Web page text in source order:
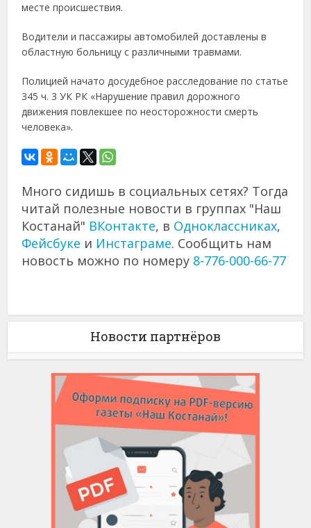
месте происшествия.
Водители и пассажиры автомобилей доставлены в
областную больницу с различными травмами.
Полицией начато досудебное расследование по статье
345 ч. 3 УК РК «Нарушение правил дорожного
движения повлекшее по неосторожности смерть
человека».
Много сидишь в социальных сетях? Тогда
читай полезные новости в группах "Наш
Костанай" ВКонтакте, в Одноклассниках,
Фейсбуке и Инстаграме. Сообщить нам
новость можно по номеру 8-776-000-66-77
Новости партнёров